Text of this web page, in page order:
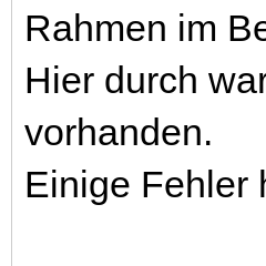
Rahmen im
Hier durch
vorhanden.
Einige Fehler